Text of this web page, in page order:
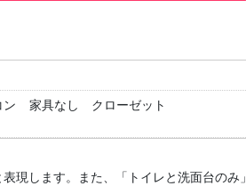
ン 家具なし
クローゼット
現します。
また、「トイレと洗面台のみ」